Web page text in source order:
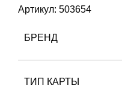
Артикул: 503654
БРЕНД
ТИП КАРТЫ